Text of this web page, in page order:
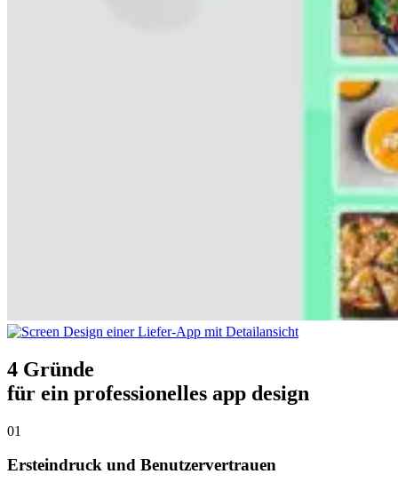
4 Gründe
für ein professionelles app design
01
Ersteindruck und Benutzervertrauen